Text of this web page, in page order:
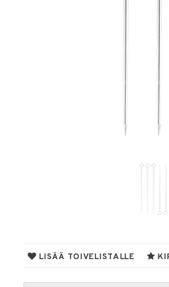
LISÄÄ TOIVELISTALLE